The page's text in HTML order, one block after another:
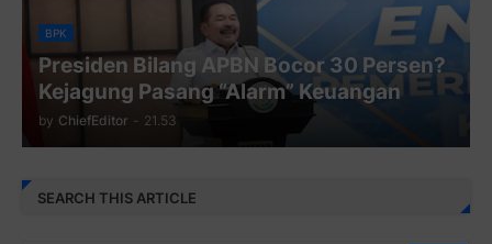
BPK
Presiden Bilang APBN Bocor 30 Persen?
Kejagung Pasang “Alarm” Keuangan
by ChiefEditor - 21.53
SEARCH THIS ARTICLE